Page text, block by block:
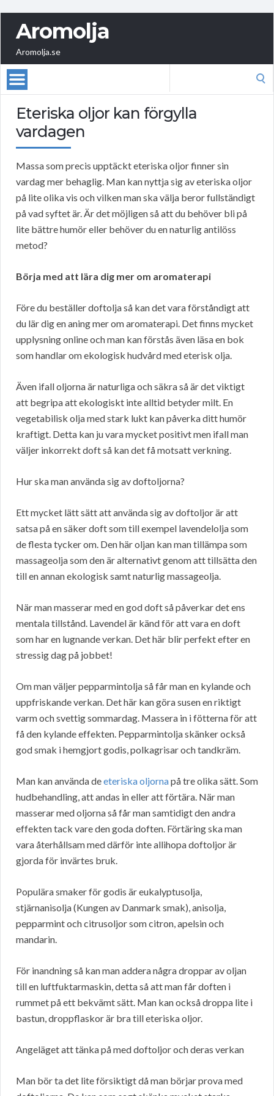
Aromolja
Aromolja.se
Eteriska oljor kan förgylla
vardagen
Massa som precis upptäckt eteriska oljor finner sin
vardag mer behaglig. Man kan nyttja sig av eteriska oljor
på lite olika vis och vilken man ska välja beror fullständigt
på vad syftet är. Är det möjligen så att du behöver bli på
lite bättre humör eller behöver du en naturlig antilöss
metod?
Börja med att lära dig mer om aromaterapi
Före du beställer doftolja så kan det vara förståndigt att
du lär dig en aning mer om aromaterapi. Det finns mycket
upplysning online och man kan förstås även läsa en bok
som handlar om ekologisk hudvård med eterisk olja.
Även ifall oljorna är naturliga och säkra så är det viktigt
att begripa att ekologiskt inte alltid betyder milt. En
vegetabilisk olja med stark lukt kan påverka ditt humör
kraftigt. Detta kan ju vara mycket positivt men ifall man
väljer inkorrekt doft så kan det få motsatt verkning.
Hur ska man använda sig av doftoljorna?
Ett mycket lätt sätt att använda sig av doftoljor är att
satsa på en säker doft som till exempel lavendelolja som
de flesta tycker om. Den här oljan kan man tillämpa som
massageolja som den är alternativt genom att tillsätta den
till en annan ekologisk samt naturlig massageolja.
När man masserar med en god doft så påverkar det ens
mentala tillstånd. Lavendel är känd för att vara en doft
som har en lugnande verkan. Det här blir perfekt efter en
stressig dag på jobbet!
Om man väljer pepparmintolja så får man en kylande och
uppfriskande verkan. Det här kan göra susen en riktigt
varm och svettig sommardag. Massera in i fötterna för att
få den kylande effekten. Pepparmintolja skänker också
god smak i hemgjort godis, polkagrisar och tandkräm.
Man kan använda deeteriska oljornapå tre olika sätt. Som
hudbehandling, att andas in eller att förtära. När man
masserar med oljorna så får man samtidigt den andra
effekten tack vare den goda doften. Förtäring ska man
vara återhållsam med därför inte allihopa doftoljor är
gjorda för invärtes bruk.
Populära smaker för godis är eukalyptusolja,
stjärnanisolja (Kungen av Danmark smak), anisolja,
pepparmint och citrusoljor som citron, apelsin och
mandarin.
För inandning så kan man addera några droppar av oljan
till en luftfuktarmaskin, detta så att man får doften i
rummet på ett bekvämt sätt. Man kan också droppa lite i
bastun, droppflaskor är bra till eteriska oljor.
Angeläget att tänka på med doftoljor och deras verkan
Man bör ta det lite försiktigt då man börjar prova med